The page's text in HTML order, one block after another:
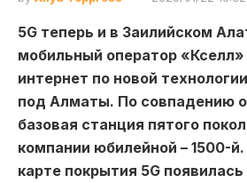
5G теперь и в Заилийском
мобильный оператор «Кселл»
интернет по новой
под Алматы. По совпадению
базовая станция пятого
компании юбилейной – 1500-
карте покрытия 5G